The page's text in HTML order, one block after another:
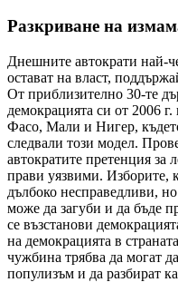
Разкриване на
Днешните автократи най-
остават на власт,
От приблизително 30-те
демокрацията си от 2006
Фасо, Мали и Нигер,
следвали този модел.
автократите претенция за
прави уязвими. Изборите,
дълбоко несправедливи,
може да загуби и да бъде
се възстанови
на демокрацията в
чужбина трябва да могат
популизъм и да разбират